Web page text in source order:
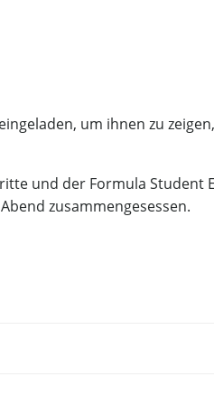
um ihnen zu
und der Formula Student
zusammengesessen.